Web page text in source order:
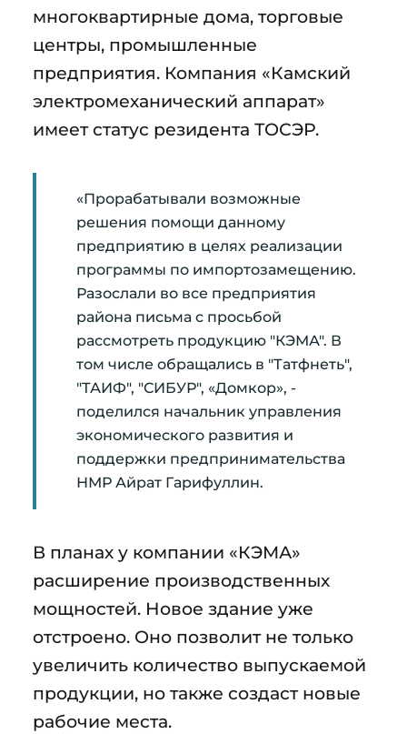
многоквартирные дома, торговые
центры, промышленные
предприятия. Компания «Камский
электромеханический аппарат»
имеет статус резидента ТОСЭР.
«Прорабатывали возможные
решения помощи данному
предприятию в целях реализации
программы по импортозамещению.
Разослали во все предприятия
района письма с просьбой
рассмотреть продукцию "КЭМА". В
том числе обращались в "Татфнеть",
"ТАИФ", "СИБУР", «Домкор», -
поделился начальник управления
экономического развития и
поддержки предпринимательства
НМР Айрат Гарифуллин.
В планах у компании «КЭМА»
расширение производственных
мощностей. Новое здание уже
отстроено. Оно позволит не только
увеличить количество выпускаемой
продукции, но также создаст новые
рабочие места.